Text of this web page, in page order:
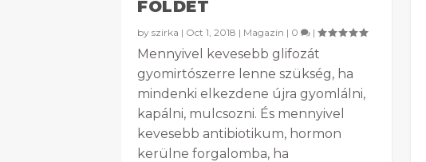
FÖLDET
by szirka | Oct 1, 2018 | Magazin | 0 |
Mennyivel kevesebb glifozát
gyomirtószerre lenne szükség, ha
mindenki elkezdene újra gyomlálni,
kapálni, mulcsozni. És mennyivel
kevesebb antibiotikum, hormon
kerülne forgalomba, ha